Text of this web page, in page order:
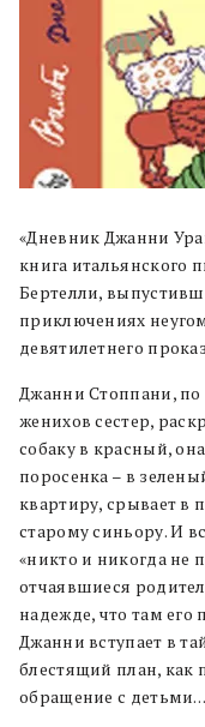
«Дневник Джанни
книга итальянского
Бертелли,
приключениях
девятилетнего
Джанни Стоппани, по
женихов сестер,
собаку в красный,
поросенка – в
квартиру, срывает в
старому синьору. И
«никто и никогда не
отчаявшиеся
надежде, что там его
Джанни вступает в
блестящий план, как
обращение с детьми…